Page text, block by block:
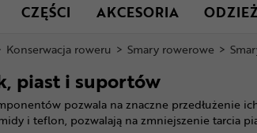
CZĘŚCI AKCESORIA ODZIEŻ
Konserwacja roweru > Smary rowerowe >
piast i suportów
pozwala na znaczne przedłużenie
i teflon, pozwalają na zmniejszenie tarcia